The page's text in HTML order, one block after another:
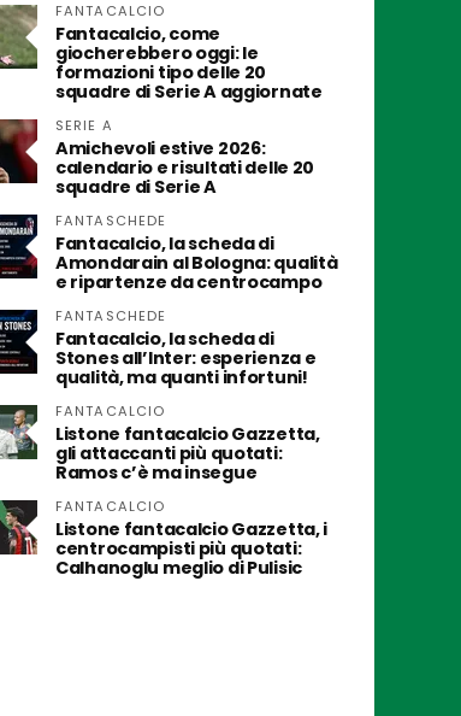
FANTACALCIO
Fantacalcio, come
giocherebbero oggi: le
formazioni tipo delle 20
squadre di Serie A aggiornate
SERIE A
Amichevoli estive 2026:
calendario e risultati delle 20
squadre di Serie A
FANTASCHEDE
Fantacalcio, la scheda di
Amondarain al Bologna: qualità
e ripartenze da centrocampo
FANTASCHEDE
Fantacalcio, la scheda di
Stones all’Inter: esperienza e
qualità, ma quanti infortuni!
FANTACALCIO
Listone fantacalcio Gazzetta,
gli attaccanti più quotati:
Ramos c’è ma insegue
FANTACALCIO
Listone fantacalcio Gazzetta, i
centrocampisti più quotati:
Calhanoglu meglio di Pulisic